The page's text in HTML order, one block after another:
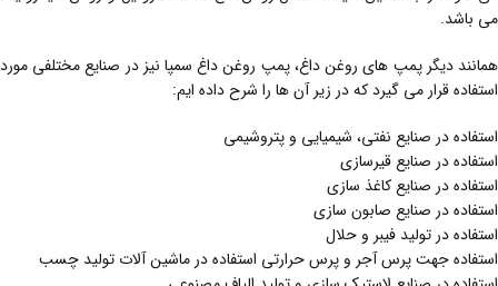
می باشد.
همانند دیگر پمپ های روغن داغ، پمپ روغن داغ سمپا نیز در صنایع مختلفی مورد
استفاده قرار می گیرد که در زیر آن ها را شرح داده ایم:
استفاده در صنایع نفتی، شیمیایی و پتروشیمی
استفاده در صنایع قیرسازی
استفاده در صنایع کاغذ سازی
استفاده در صنایع صابون سازی
استفاده در تولید فیبر و حلال
استفاده جهت پرس آجر و پرس حرارتی استفاده در ماشین آلات تولید چسب